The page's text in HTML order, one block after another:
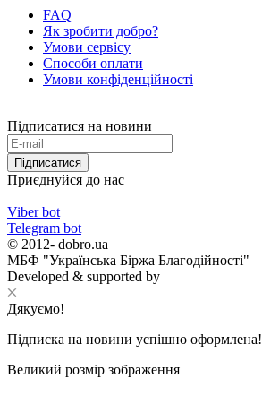
FAQ
Як зробити добро?
Умови сервісу
Способи оплати
Умови конфіденційності
Підписатися на новини
Підписатися
Приєднуйся до нас
Viber bot
Telegram bot
© 2012- dobro.ua
МБФ "Українська Біржа Благодійності"
Developed & supported by
Дякуємо!
Підписка на новини успішно оформлена!
Великий розмір зображення